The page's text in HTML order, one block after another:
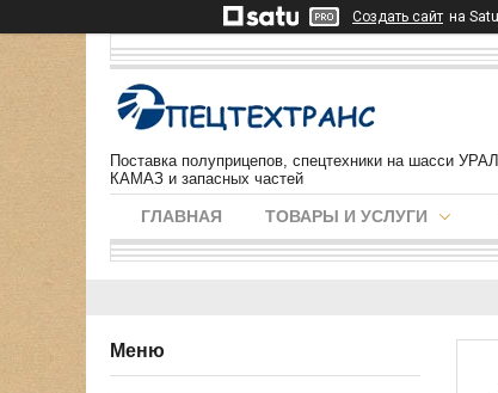
Создать сайт на
Поставка полуприцепов, спецтехники на шасси
КАМАЗ и запасных частей
ГЛАВНАЯ ТОВАРЫ И УСЛУГИ